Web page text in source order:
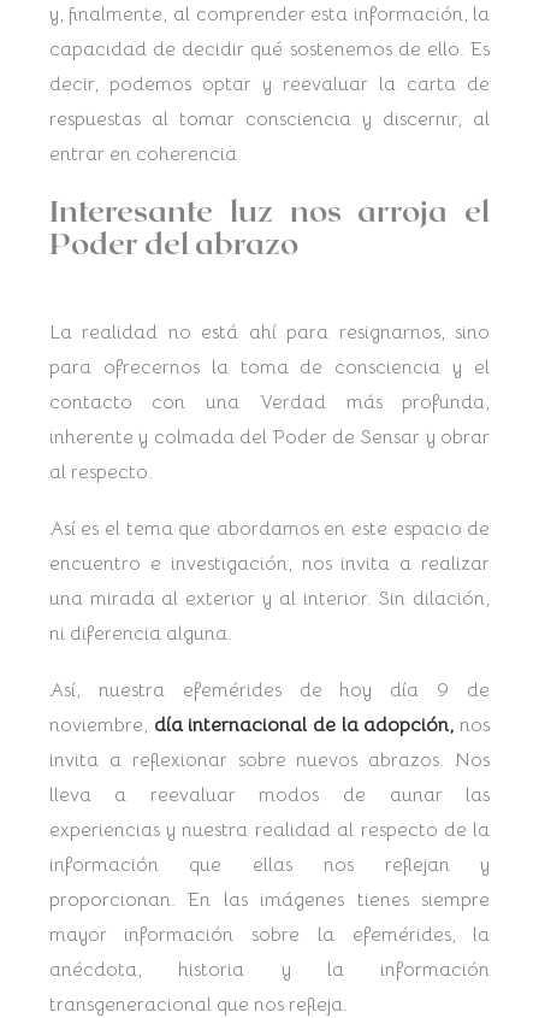
y, finalmente, al comprender esta información, la
capacidad de decidir qué sostenemos de ello. Es
decir, podemos optar y reevaluar la carta de
respuestas al tomar consciencia y discernir, al
entrar en coherencia
Interesante luz nos arroja el
Poder del abrazo
La realidad no está ahí para resignarnos, sino
para ofrecernos la toma de consciencia y el
contacto con una Verdad más profunda,
inherente y colmada del Poder de Sensar y obrar
al respecto.
Así es el tema que abordamos en este espacio de
encuentro e investigación, nos invita a realizar
una mirada al exterior y al interior. Sin dilación,
ni diferencia alguna.
Así, nuestra efemérides de hoy día 9 de
noviembre, día internacional de la adopción, nos
invita a reflexionar sobre nuevos abrazos. Nos
lleva a reevaluar modos de aunar las
experiencias y nuestra realidad al respecto de la
información que ellas nos reflejan y
proporcionan. En las imágenes tienes siempre
mayor información sobre la efemérides, la
anécdota, historia y la información
transgeneracional que nos refleja.